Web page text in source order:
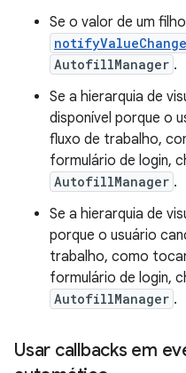
Se o valor de um
AutofillManager .
Se a hierarquia de
disponível porque o
fluxo de trabalho,
formulário de login,
AutofillManager .
Se a hierarquia de
porque o usuário
trabalho, como
formulário de login,
AutofillManager .
Usar callbacks em